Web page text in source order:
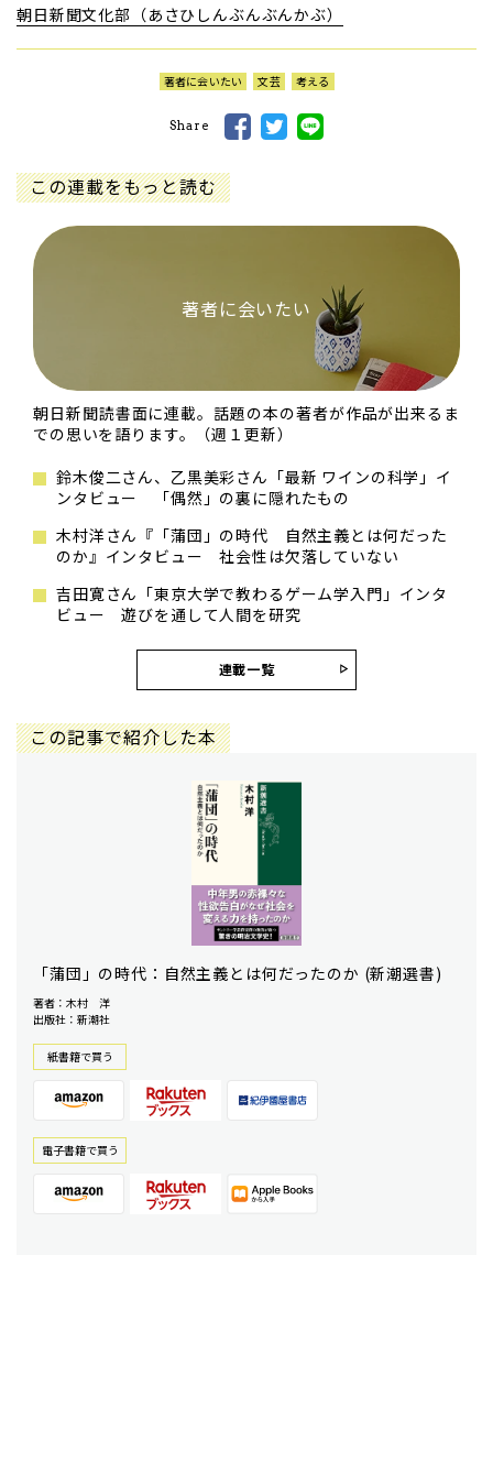
朝日新聞文化部（あさひしんぶんぶんかぶ）
著者に会いたい 文芸 考える
Share
この連載をもっと読む
著者に会いたい
朝日新聞読書面に連載。話題の本の著者が作品が出来るま
での思いを語ります。（週１更新）
鈴木俊二さん、乙黒美彩さん「最新 ワインの科学」イ
ンタビュー 「偶然」の裏に隠れたもの
木村洋さん『「蒲団」の時代 自然主義とは何だった
のか』インタビュー 社会性は欠落していない
吉田寛さん「東京大学で教わるゲーム学入門」インタ
ビュー 遊びを通して人間を研究
連載一覧
この記事で紹介した本
「蒲団」の時代：自然主義とは何だったのか (新潮選書)
著者：木村 洋
出版社：新潮社
紙書籍で買う
電⼦書籍で買う